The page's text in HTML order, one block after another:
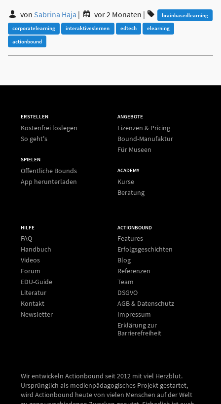
von Sabrina Haja | vor 2 Monaten |
brainbasedlearning
corporatelearning
interaktiveslernen edtech
elearning
actionbound
ERSTELLEN
Kostenfrei loslegen
So geht's
SPIELEN
Öffentliche Bounds
App herunterladen
ANGEBOTE
Lizenzen & Pricing
Bound-Manufaktur
Für Museen
ACADEMY
Kurse
Beratung
HILFE
FAQ
Handbuch
Videos
Forum
EDU-Guide
Literatur
Kontakt
Newsletter
ACTIONBOUND
Features
Erfolgsgeschichten
Blog
Referenzen
Team
DSGVO
AGB & Datenschutz
Impressum
Erklärung zur
Barrierefreiheit
Wir entwickeln Actionbound seit 2012 mit viel Herzblut.
Ursprünglich als medienpädagogisches Projekt gestartet,
wird Actionbound heute von vielen Menschen auf der Welt